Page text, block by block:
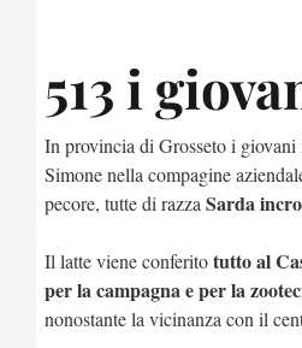
513 i
In provincia di Grosseto i
Simone nella compagine
pecore, tutte di razza Sarda
Il latte viene conferitotutto al
per la campagna e per la
nonostante la vicinanza con il